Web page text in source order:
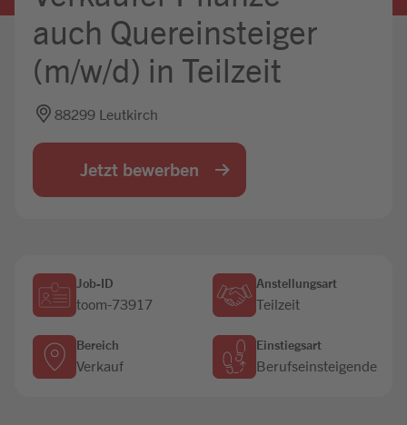
auch Quereinsteiger
(m/w/d) in Teilzeit
88299 Leutkirch
Jetzt bewerben
Job-ID
toom-73917
Anstellungsart
Teilzeit
Bereich
Verkauf
Einstiegsart
Berufseinsteigende